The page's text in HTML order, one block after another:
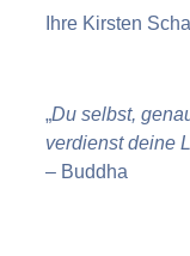
Ihre Kirsten
„Du selbst,
verdienst deine
– Buddha